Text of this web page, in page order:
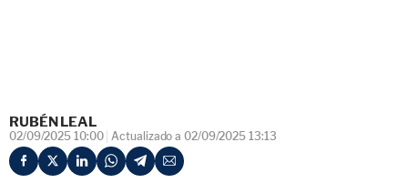
RUBÉN LEAL
02/09/2025 10:00 Actualizado a 02/09/2025 13:13